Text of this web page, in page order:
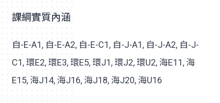
課綱實質內涵
自-E-A1, 自-E-A2, 自-E-C1, 自-J-A1, 自-J-A2, 自-J-
C1, 環E2, 環E3, 環E5, 環J1, 環J2, 環U2, 海E11, 海
E15, 海J14, 海J16, 海J18, 海J20, 海U16